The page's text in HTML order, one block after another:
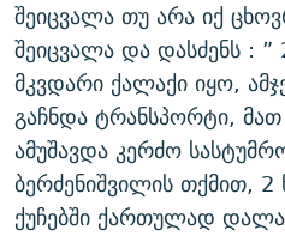
შეიცვალა თუ არა იქ
შეიცვალა და დასძენს : ”
მკვდარი ქალაქი იყო,
გაჩნდა ტრანსპორტი,
ამუშავდა კერძო
ბერძენიშვილის თქმით, 2
ქუჩებში ქართულად